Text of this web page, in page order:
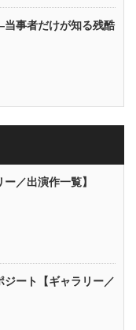
事者だけが知る残酷
／出演作一覧】
ジート【ギャラリー／